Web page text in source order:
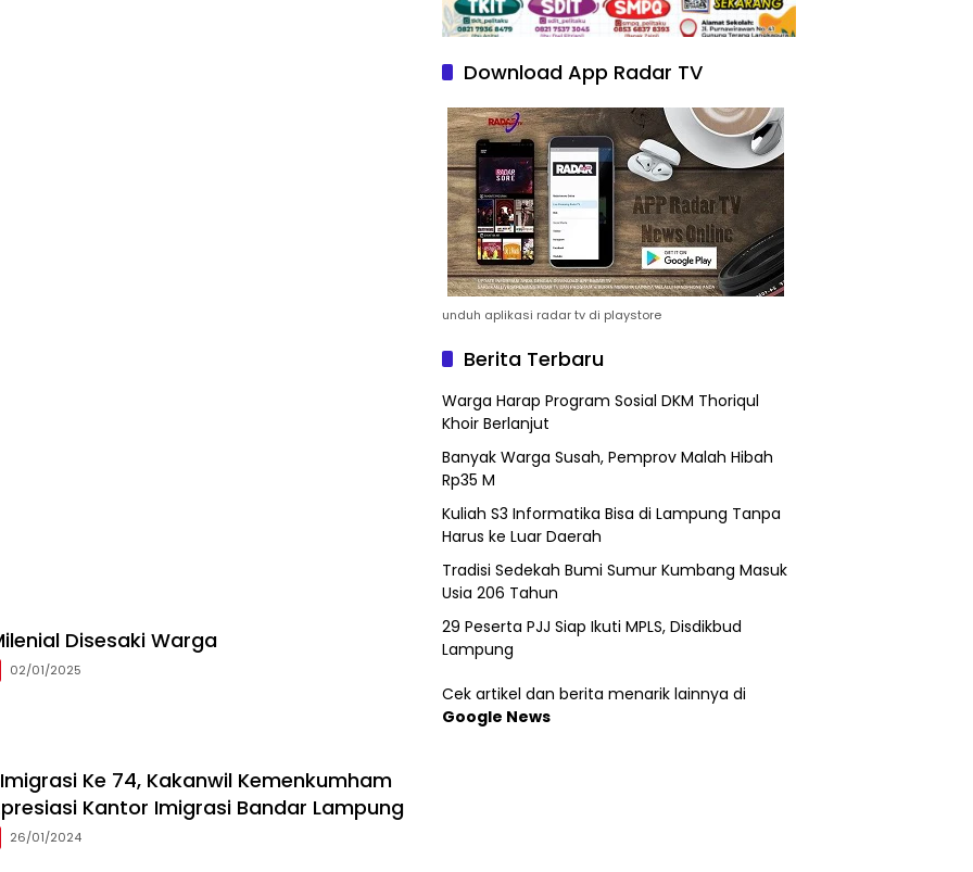
Disesaki Warga
02/01/2025
Ke 74, Kakanwil Kemenkumham
Kantor Imigrasi Bandar Lampung
26/01/2024
Download App Radar TV
unduh aplikasi radar tv di playstore
Berita Terbaru
Warga Harap Program Sosial DKM Thoriqul
Khoir Berlanjut
Banyak Warga Susah, Pemprov Malah Hibah
Rp35 M
Kuliah S3 Informatika Bisa di Lampung Tanpa
Harus ke Luar Daerah
Tradisi Sedekah Bumi Sumur Kumbang Masuk
Usia 206 Tahun
29 Peserta PJJ Siap Ikuti MPLS, Disdikbud
Lampung
Cek artikel dan berita menarik lainnya di
Google News